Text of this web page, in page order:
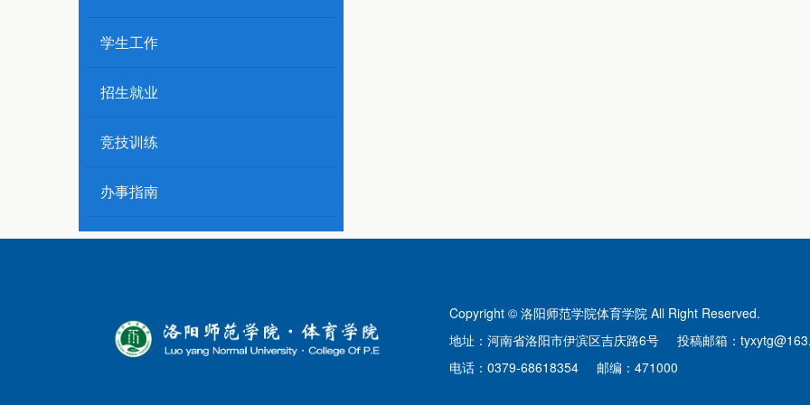
学生工作
招生就业
竞技训练
办事指南
Copyright © 洛阳师范学院体育学院 All Right Reserved.
地址：河南省洛阳市伊滨区吉庆路6号 投稿邮箱：
电话：0379-68618354 邮编：471000